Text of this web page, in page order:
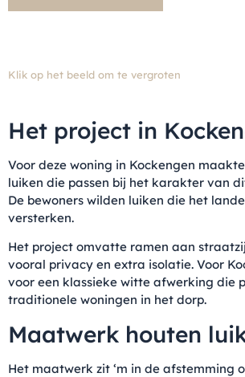
Klik op het beeld om te vergroten
Het project in
Voor deze woning in Kockengen
luiken die passen bij het karakter van
De bewoners wilden luiken die het
versterken.
Het project omvatte ramen aan
vooral privacy en extra isolatie. Voor
voor een klassieke witte afwerking die
traditionele woningen in het dorp.
Maatwerk houten
Het maatwerk zit ‘m in de afstemming